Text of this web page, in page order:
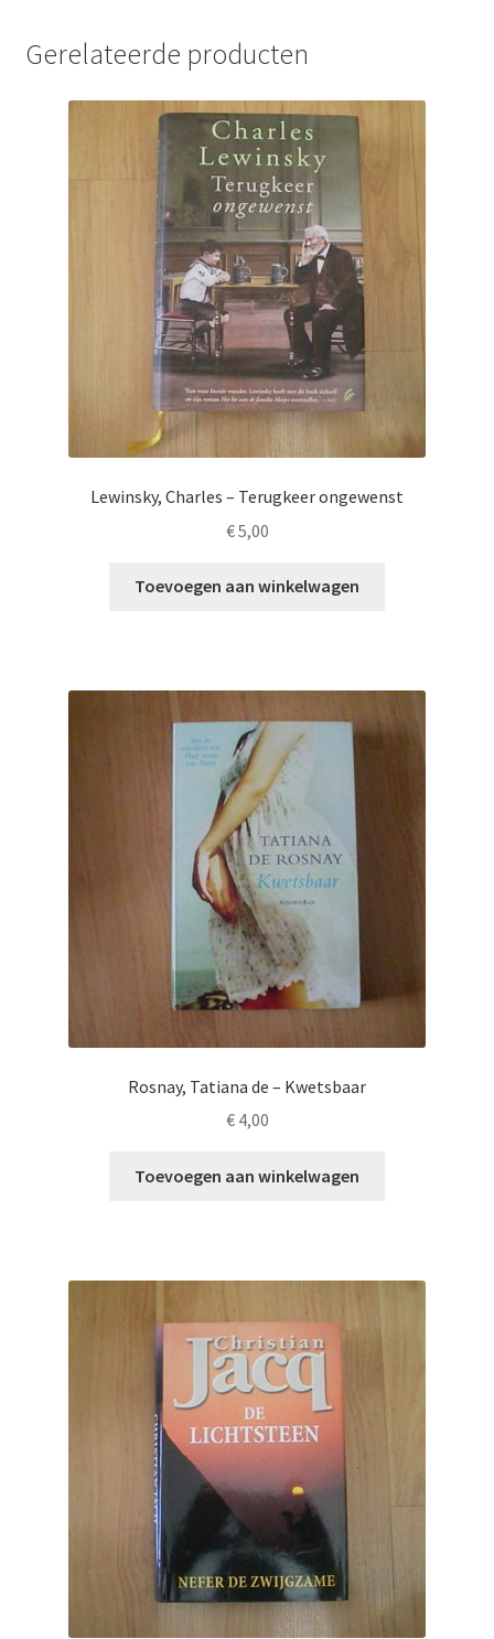
Gerelateerde producten
Lewinsky, Charles – Terugkeer ongewenst
€5,00
Toevoegen aan winkelwagen
Rosnay, Tatiana de – Kwetsbaar
€4,00
Toevoegen aan winkelwagen